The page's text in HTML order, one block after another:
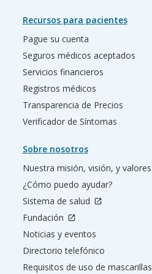
Recursos para pacientes
Pague su cuenta
Seguros médicos aceptados
Servicios financieros
Registros médicos
Transparencia de Precios
Verificador de Síntomas
Sobre nosotros
Nuestra misión, visión, y valores
¿Cómo puedo ayudar?
Sistema de salud
Fundación
Noticias y eventos
Directorio telefónico
Requisitos de uso de mascarillas